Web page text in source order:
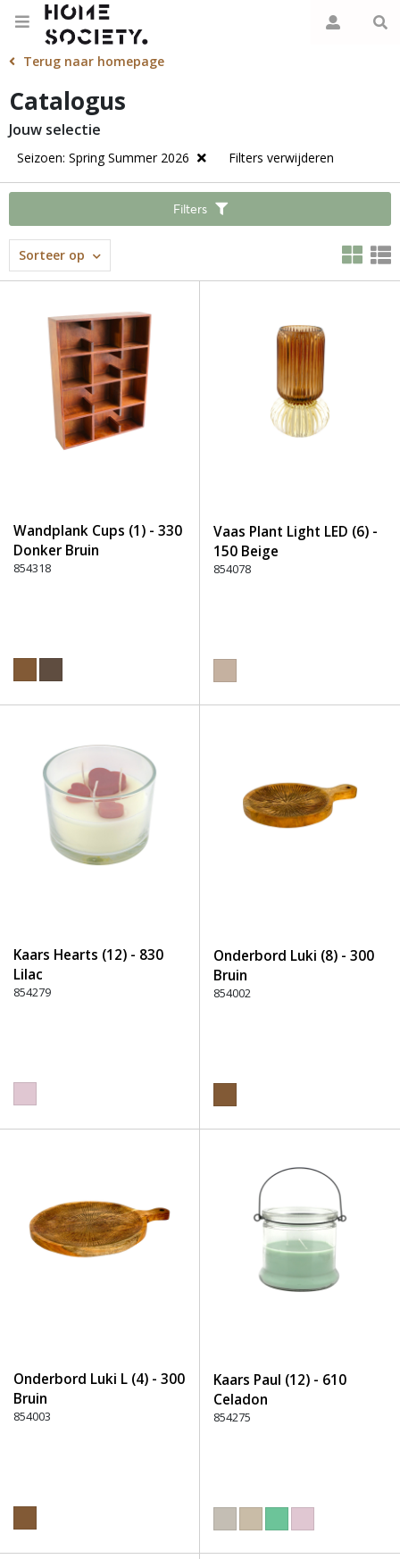
Terug naar homepage
Catalogus
Jouw selectie
Seizoen: Spring Summer 2026 Filters verwijderen
Filters
Sorteer op
Wandplank Cups (1) - 330
Donker Bruin
854318
Vaas Plant Light LED (6) -
150 Beige
854078
Kaars Hearts (12) - 830
Lilac
854279
Onderbord Luki (8) - 300
Bruin
854002
Onderbord Luki L (4) - 300
Bruin
854003
Kaars Paul (12) - 610
Celadon
854275